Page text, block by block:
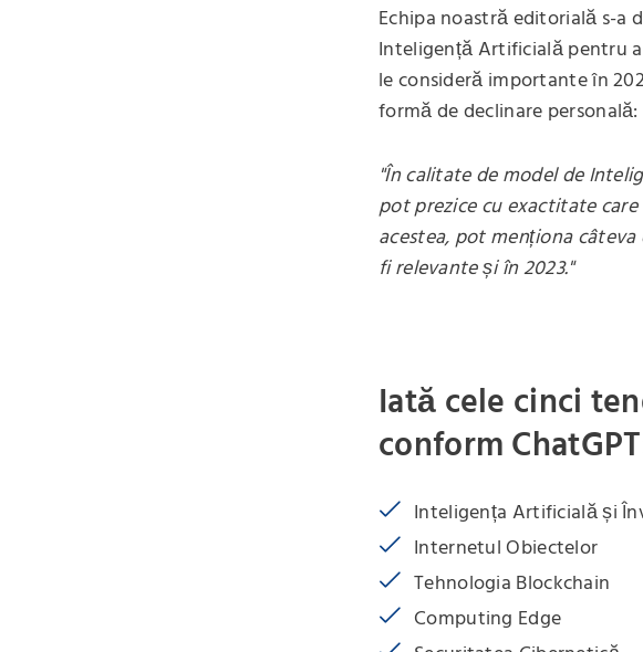
Echipa noastră editorială s-
Inteligență Artificială pentru
le consideră importante în
formă de declinare personală:
"În calitate de model de
pot prezice cu exactitate
acestea, pot menționa
fi relevante și în 2023."
Iată cele cinci
conform
Inteligența Artificială și
Internetul Obiectelor
Tehnologia Blockchain
Computing Edge